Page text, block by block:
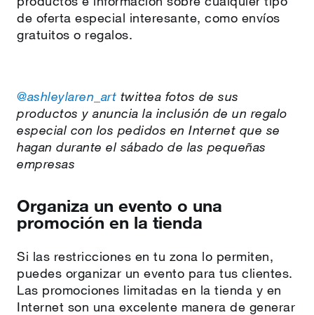
de oferta especial interesante, como envíos
gratuitos o regalos.
@ashleylaren_art twittea fotos de sus
productos y anuncia la inclusión de un regalo
especial con los pedidos en Internet que se
hagan durante el sábado de las pequeñas
empresas
Organiza un evento o una
promoción en la tienda
Si las restricciones en tu zona lo permiten,
puedes organizar un evento para tus clientes.
Las promociones limitadas en la tienda y en
Internet son una excelente manera de generar